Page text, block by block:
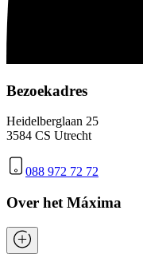
Bezoekadres
Heidelberglaan 25
3584 CS Utrecht
088 972 72 72
Over het Máxima